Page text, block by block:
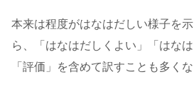
本来は程度がはなはだしい様子を
ら、「はなはだしくよい」「はな
「評価」を含めて訳すことも多くな